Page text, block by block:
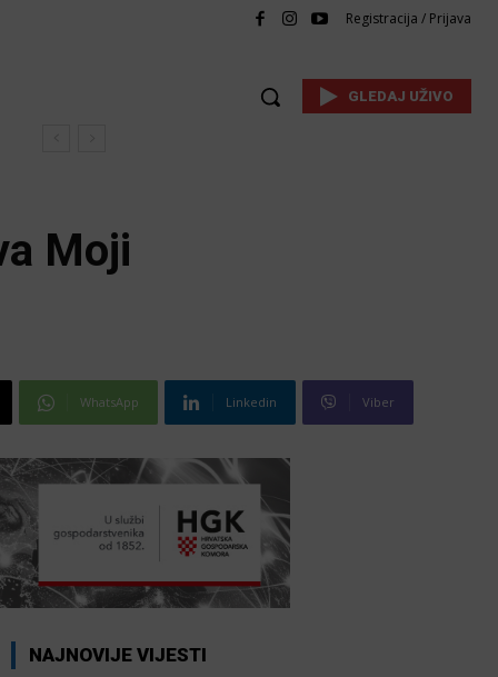
Registracija / Prijava
GLEDAJ UŽIVO
Moji
WhatsApp Linkedin Viber
NAJNOVIJE VIJESTI